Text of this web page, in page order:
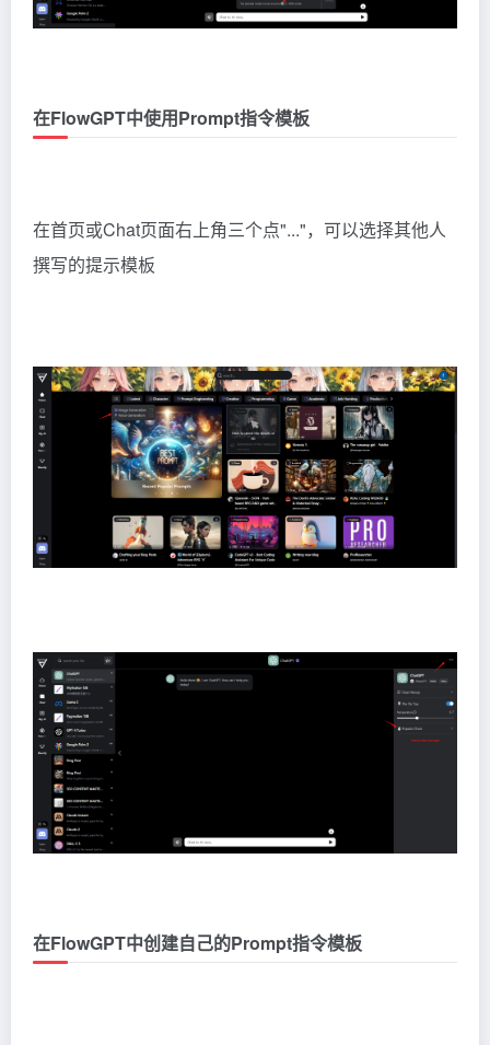
在FlowGPT中使用Prompt指令模板
在首页或Chat页面右上角三个点"..."，可以选择其他人
撰写的提示模板
在FlowGPT中创建自己的Prompt指令模板